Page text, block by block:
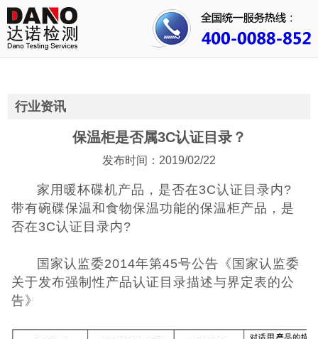
首页
关于我们
公司动态
人才招聘
证书查询
联系我们
行业资讯
保温柜是否属3C认证目录？
发布时间：2019/02/22
家用暖杯碟机产品，是否在3C认证目录内?
带有碗碟保温和食物保温功能的保温柜产品，是
否在3C认证目录内?
国家认监委2014年第45号公告《国家认监委
关于发布强制性产品认证目录描述与界定表的公
告》